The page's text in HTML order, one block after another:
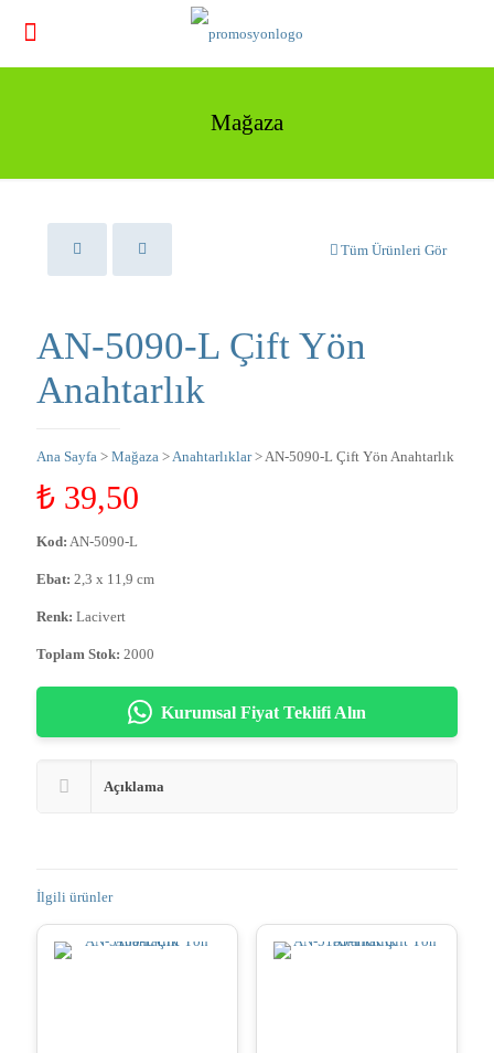
Mağaza
Tüm Ürünleri Gör
AN-5090-L Çift Yön
Anahtarlık
Ana Sayfa > Mağaza >Anahtarlıklar> AN-5090-L Çift Yön Anahtarlık
₺ 39,50
Kod: AN-5090-L
Ebat: 2,3 x 11,9 cm
Renk: Lacivert
Toplam Stok: 2000
Kurumsal Fiyat Teklifi Alın
Açıklama
İlgili ürünler